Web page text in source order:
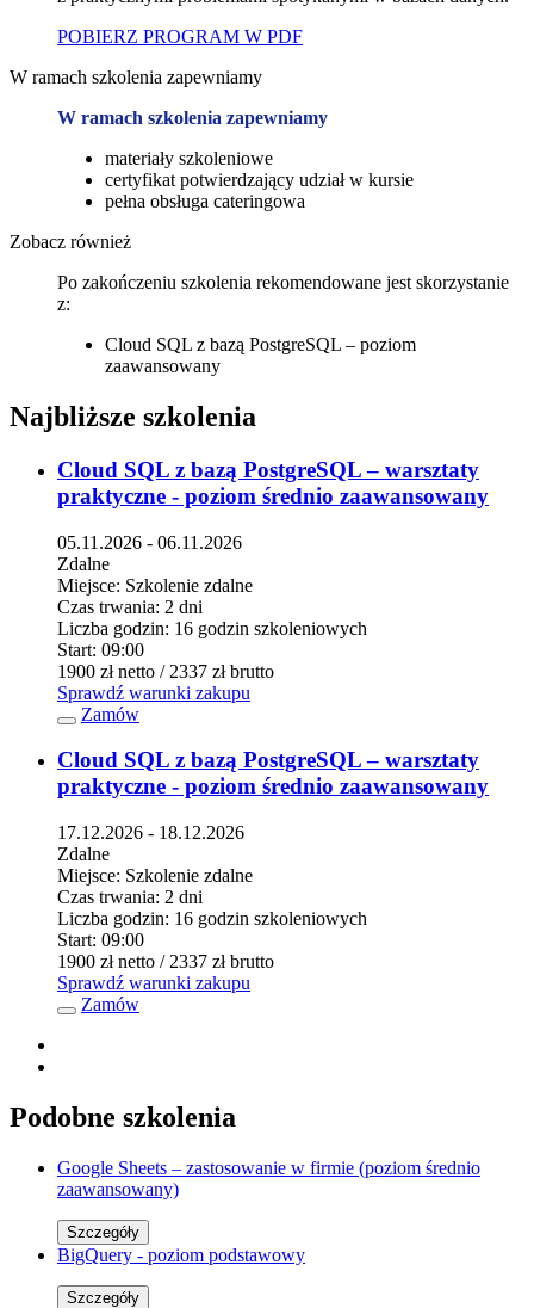
POBIERZ PROGRAM W PDF
W ramach szkolenia zapewniamy
W ramach szkolenia zapewniamy
materiały szkoleniowe
certyfikat potwierdzający udział w kursie
pełna obsługa cateringowa
Zobacz również
Po zakończeniu szkolenia rekomendowane jest skorzystanie
z:
Cloud SQL z bazą PostgreSQL – poziom
zaawansowany
Najbliższe szkolenia
Cloud SQL z bazą PostgreSQL – warsztaty
praktyczne - poziom średnio zaawansowany
05.11.2026 - 06.11.2026
Zdalne
Miejsce: Szkolenie zdalne
Czas trwania: 2 dni
Liczba godzin: 16 godzin szkoleniowych
Start: 09:00
1900 złnetto / 2337 złbrutto
Sprawdź warunki zakupu
Zamów
Cloud SQL z bazą PostgreSQL – warsztaty
praktyczne - poziom średnio zaawansowany
17.12.2026 - 18.12.2026
Zdalne
Miejsce: Szkolenie zdalne
Czas trwania: 2 dni
Liczba godzin: 16 godzin szkoleniowych
Start: 09:00
1900 złnetto / 2337 złbrutto
Sprawdź warunki zakupu
Zamów
Podobne szkolenia
Google Sheets – zastosowanie w firmie (poziom średnio
zaawansowany)
Szczegóły
BigQuery - poziom podstawowy
Szczegóły